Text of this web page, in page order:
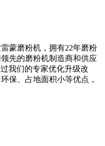
蒙磨粉机，拥有22年磨粉
先的磨粉机制造商和供应
我们的专家优化升级改
保、占地面积小等优点，